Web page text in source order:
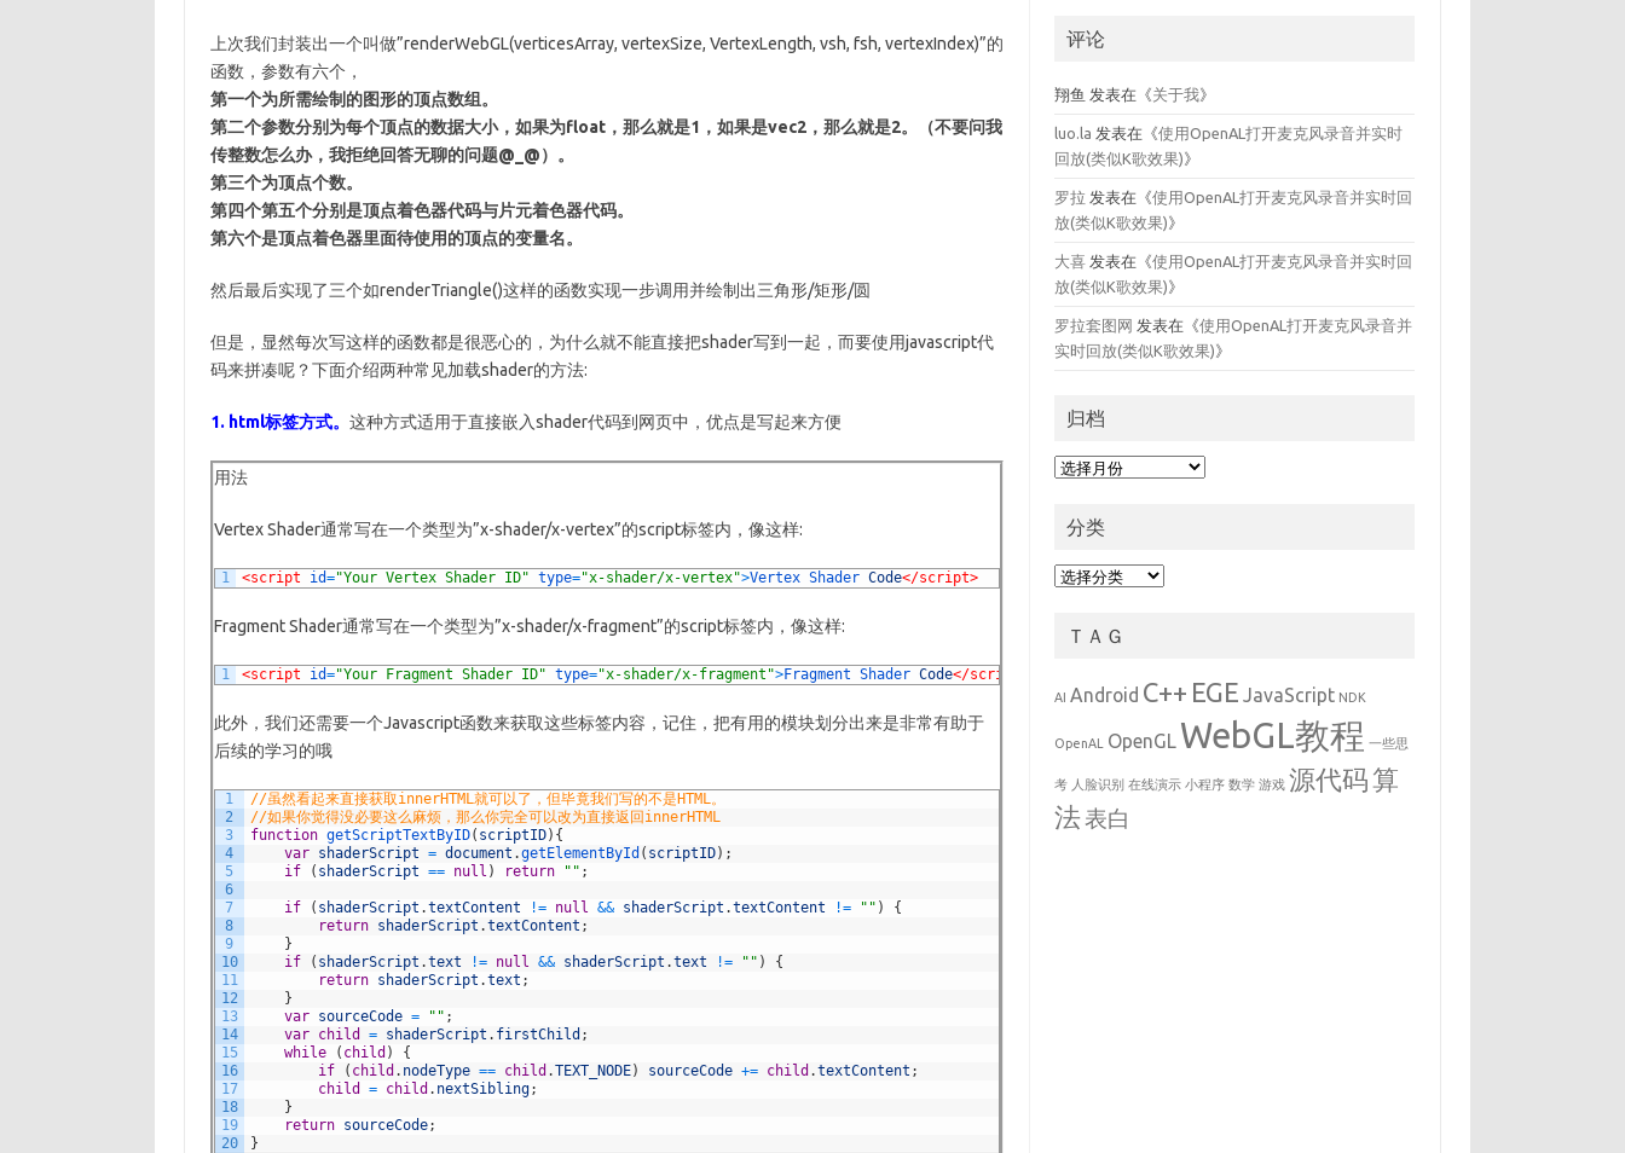
上次我们封装出一个叫做”renderWebGL(verticesArray, vertexSize, VertexLength, vsh, fsh, vertexIndex)”的
函数，参数有六个，
第一个为所需绘制的图形的顶点数组。
第二个参数分别为每个顶点的数据大小，如果为float，那么就是1，如果是vec2，那么就是2。（不要问我
传整数怎么办，我拒绝回答无聊的问题@_@）。
第三个为顶点个数。
第四个第五个分别是顶点着色器代码与片元着色器代码。
第六个是顶点着色器里面待使用的顶点的变量名。
然后最后实现了三个如renderTriangle()这样的函数实现一步调用并绘制出三角形/矩形/圆
但是，显然每次写这样的函数都是很恶心的，为什么就不能直接把shader写到一起，而要使用javascript代
码来拼凑呢？下面介绍两种常见加载shader的方法:
1. html标签方式。 这种方式适用于直接嵌入shader代码到网页中，优点是写起来方便
用法
Vertex Shader通常写在一个类型为”x-shader/x-vertex”的script标签内，像这样:
1 <script id="Your Vertex Shader ID" type="x-shader/x-vertex">Vertex Shader Code</script>
Fragment Shader通常写在一个类型为”x-shader/x-fragment”的script标签内，像这样:
1 <script id="Your Fragment Shader ID" type="x-shader/x-fragment">Fragment Shader Code</script>
此外，我们还需要一个Javascript函数来获取这些标签内容，记住，把有用的模块划分出来是非常有助于
后续的学习的哦
1
2
3
4
5
6
7
8
9
10
11
12
13
14
15
16
17
18
19
20
//虽然看起来直接获取innerHTML就可以了，但毕竟我们写的不是HTML。
//如果你觉得没必要这么麻烦，那么你完全可以改为直接返回innerHTML
function getScriptTextByID( scriptID) {
var shaderScript = document .getElementById ( scriptID) ;
if
( shaderScript == null ) return "" ;
if ( shaderScript .textContent != null && shaderScript .textContent != "" )
{
return shaderScript .textContent ;
}
if
( shaderScript .text != null && shaderScript .text != "" )
{
return shaderScript .text ;
}
var sourceCode = "" ;
var child = shaderScript . firstChild ;
while
( child )
{
if
( child . nodeType == child .TEXT_NODE) sourceCode += child .textContent ;
child
= child . nextSibling;
}
return sourceCode;
}
评论
翔鱼 发表在《关于我》
luo.la 发表在《使用OpenAL打开麦克风录音并实时
回放(类似K歌效果)》
罗拉 发表在《使用OpenAL打开麦克风录音并实时回
放(类似K歌效果)》
大喜 发表在《使用OpenAL打开麦克风录音并实时回
放(类似K歌效果)》
罗拉套图网 发表在《使用OpenAL打开麦克风录音并
实时回放(类似K歌效果)》
归档
归
分类
分
ＴＡＧ
AI Android C++ EGE JavaScript NDK
OpenAL OpenGL WebGL教程 一些思
考 人脸识别 在线演示 小程序 数学 游戏 源代码算
法表白